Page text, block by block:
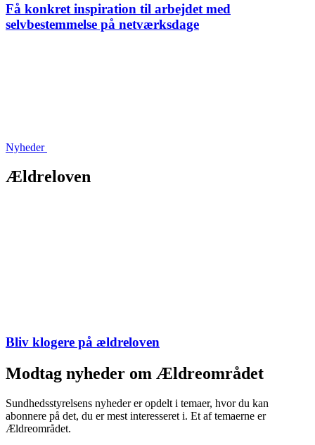
Få konkret inspiration til arbejdet med
selvbestemmelse på netværksdage
Nyheder
Ældreloven
Bliv klogere på ældreloven
Modtag nyheder om Ældreområdet
Sundhedsstyrelsens nyheder er opdelt i temaer, hvor du kan
abonnere på det, du er mest interesseret i. Et af temaerne er
Ældreområdet.